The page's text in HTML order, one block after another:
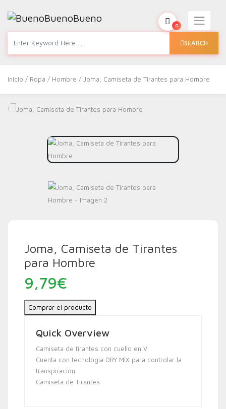
SEARCH
0
Inicio / Ropa / Hombre / Joma, Camiseta de Tirantes para Hombre
Joma, Camiseta de Tirantes
para Hombre
9,79€
Comprar el producto
Quick Overview
Camiseta de tirantes con cuello en V
Cuenta con tecnología DRY MIX para controlar la
transpiración
Camiseta de Tirantes